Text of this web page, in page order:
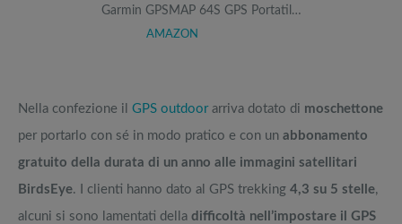
Garmin GPSMAP 64S GPS Portatil…
AMAZON
Nella confezione il GPS outdoorarriva dotato di moschettone
per portarlo con sé in modo pratico e con un abbonamento
gratuito della durata di un anno alle immagini satellitari
BirdsEye. I clienti hanno dato al GPS trekking 4,3 su 5 stelle,
alcuni si sono lamentati della difficoltà nell’impostare il GPS